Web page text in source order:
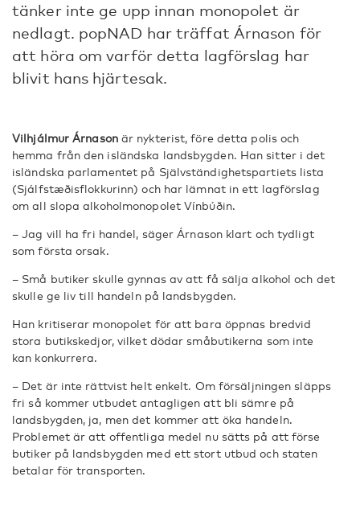
tänker inte ge upp innan monopolet är
nedlagt. popNAD har träffat Árnason för
att höra om varför detta lagförslag har
blivit hans hjärtesak.
Vilhjálmur Árnasonär nykterist, före detta polis och
hemma från den isländska landsbygden. Han sitter i det
isländska parlamentet på Självständighetspartiets lista
(Sjálfstæðisflokkurinn) och har lämnat in ett lagförslag
om all slopa alkoholmonopolet Vínbúðin.
– Jag vill ha fri handel, säger Árnason klart och tydligt
som första orsak.
– Små butiker skulle gynnas av att få sälja alkohol och det
skulle ge liv till handeln på landsbygden.
Han kritiserar monopolet för att bara öppnas bredvid
stora butikskedjor, vilket dödar småbutikerna som inte
kan konkurrera.
– Det är inte rättvist helt enkelt. Om försäljningen släpps
fri så kommer utbudet antagligen att bli sämre på
landsbygden, ja, men det kommer att öka handeln.
Problemet är att offentliga medel nu sätts på att förse
butiker på landsbygden med ett stort utbud och staten
betalar för transporten.